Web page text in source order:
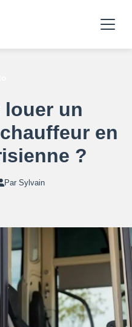
louer un
en
?
Par Sylvain